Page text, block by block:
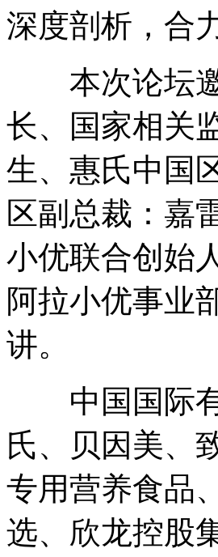
深度剖析，合
本次论坛邀
长、国家相关
生、惠氏中国
区副总裁：嘉
小优联合创始
阿拉小优事业
讲。
中国国际有
氏、贝因美、
专用营养食品
选、欣龙控股